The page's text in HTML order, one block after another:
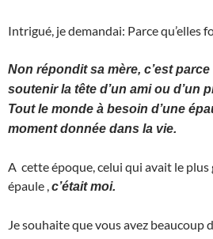
Intrigué, je demandai: Parce qu’elles
Non répondit sa mère, c’est
soutenir la tête d’un ami ou d’un
Tout le monde à besoin d’une
moment donnée dans la vie.
A cette époque, celui qui avait le plus
épaule ,c’était moi.
Je souhaite que vous avez beaucoup